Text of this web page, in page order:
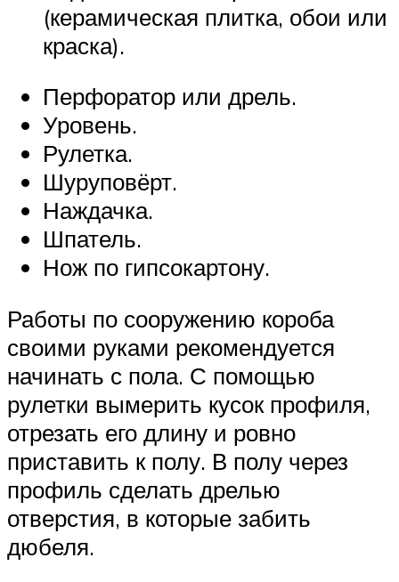
(керамическая плитка, обои или
краска).
Перфоратор или дрель.
Уровень.
Рулетка.
Шуруповёрт.
Наждачка.
Шпатель.
Нож по гипсокартону.
Работы по сооружению короба
своими руками рекомендуется
начинать с пола. С помощью
рулетки вымерить кусок профиля,
отрезать его длину и ровно
приставить к полу. В полу через
профиль сделать дрелью
отверстия, в которые забить
дюбеля.